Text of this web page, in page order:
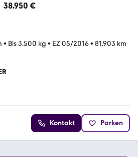
38.950 €
• Bis 3.500 kg • EZ 05/2016• 81.903 km
Kontakt Parken